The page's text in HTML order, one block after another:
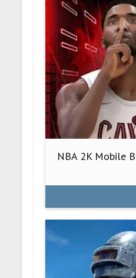
NBA 2K Mobile